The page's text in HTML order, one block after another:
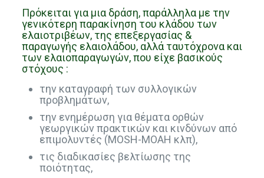
Πρόκειται για μια δράση, παράλληλα με την
γενικότερη παρακίνηση του κλάδου των
ελαιοτριβέων, της επεξεργασίας &
παραγωγής ελαιολάδου, αλλά ταυτόχρονα και
των ελαιοπαραγωγών, που είχε βασικούς
στόχους :
την καταγραφή των συλλογικών
προβλημάτων,
την ενημέρωση για θέματα ορθών
γεωργικών πρακτικών και κινδύνων από
επιμολυντές (MOSH-MOAH κλπ),
τις διαδικασίες βελτίωσης της
ποιότητας,